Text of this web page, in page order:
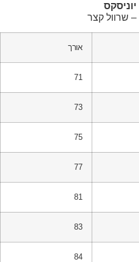
– שרוול קצר
אורך
71
73
75
77
81
83
84